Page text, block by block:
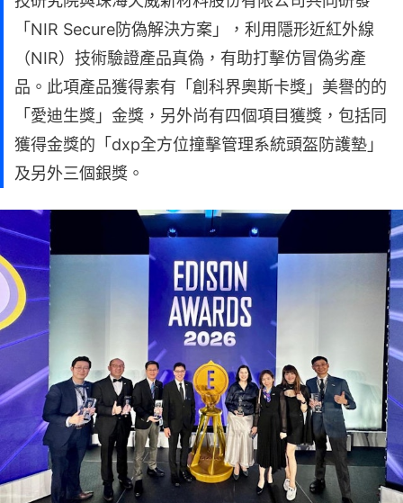
「NIR Secure防偽解決方案」，利用隱形近紅外線
（NIR）技術驗證產品真偽，有助打擊仿冒偽劣產
品。此項產品獲得素有「創科界奧斯卡獎」美譽的的
「愛迪生獎」金獎，另外尚有四個項目獲獎，包括同
獲得金獎的「dxp全方位撞擊管理系統頭盔防護墊」
及另外三個銀獎。